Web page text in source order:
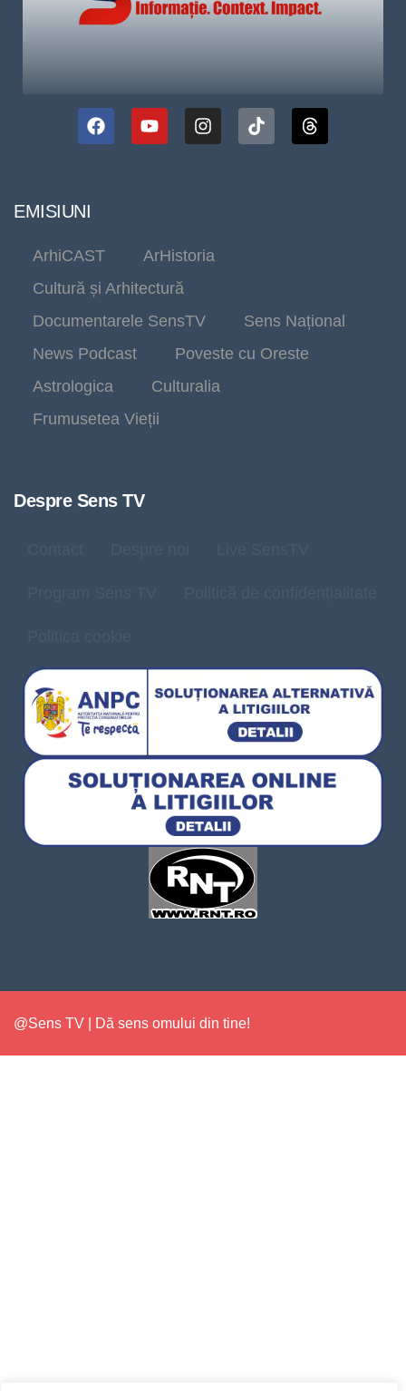
EMISIUNI
ArhiCAST
ArHistoria
Cultură și Arhitectură
Documentarele SensTV
Sens Național
News Podcast
Poveste cu Oreste
Astrologica
Culturalia
Frumusetea Vieții
Despre Sens TV
@Sens TV | Dă sens omului din tine!